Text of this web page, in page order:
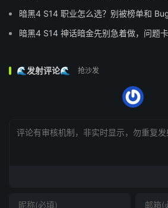
暗黑4 S14 职业怎么选？别被榜单和
暗黑4 S14 神话暗金先别急着做，问题
🌊发射评论🌊 抢沙发